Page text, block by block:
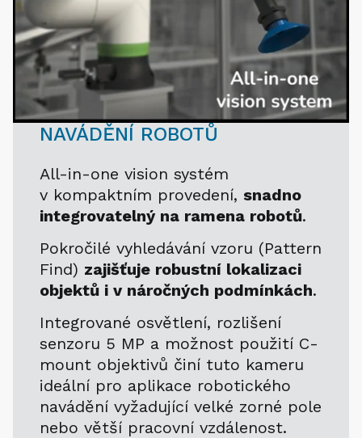
NAVÁDĚNÍ ROBOTŮ
All-in-one vision systém
v kompaktním provedení, snadno
integrovatelný na ramena robotů.
Pokročilé vyhledávání vzoru (Pattern
Find) zajišťuje robustní lokalizaci
objektů i v náročných podmínkách.
Integrované osvětlení, rozlišení
senzoru 5 MP a možnost použití C-
mount objektivů činí tuto kameru
ideální pro aplikace robotického
navádění vyžadující velké zorné pole
nebo větší pracovní vzdálenost.